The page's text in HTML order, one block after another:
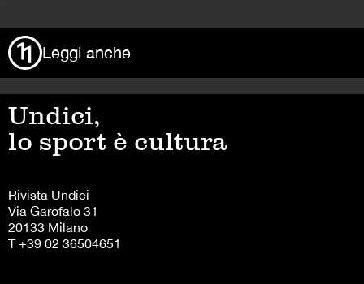
Leggi anche
Undici,
lo sport è cultura
Rivista Undici
Via Garofalo 31
20133 Milano
T +39 02 36504651